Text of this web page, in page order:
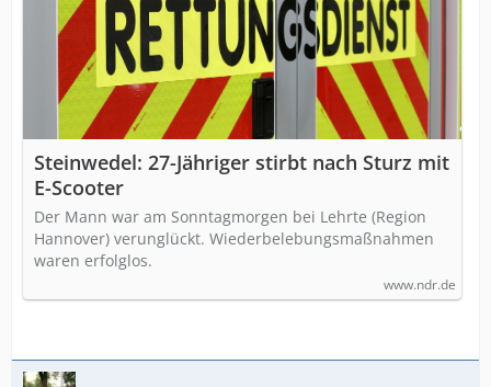
Steinwedel: 27-Jähriger stirbt nach Sturz mit
E-Scooter
Der Mann war am Sonntagmorgen bei Lehrte (Region
Hannover) verunglückt. Wiederbelebungsmaßnahmen
waren erfolglos.
www.ndr.de